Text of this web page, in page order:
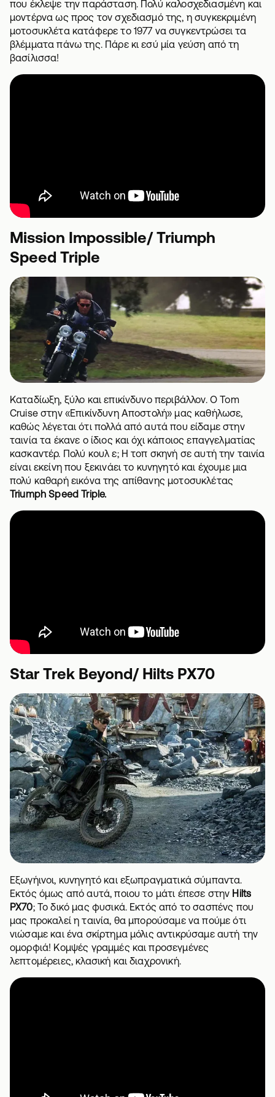
που έκλεψε την παράσταση. Πολύ καλοσχεδιασμένη και
μοντέρνα ως προς τον σχεδιασμό της, η συγκεκριμένη
μοτοσυκλέτα κατάφερε το 1977 να συγκεντρώσει τα
βλέμματα πάνω της. Πάρε κι εσύ μία γεύση από τη
βασίλισσα!
Mission Impossible/ Triumph
Speed Triple
Καταδίωξη, ξύλο και επικίνδυνο περιβάλλον. Ο Tom
Cruise στην «Επικίνδυνη Αποστολή» μας καθήλωσε,
καθώς λέγεται ότι πολλά από αυτά που είδαμε στην
ταινία τα έκανε ο ίδιος και όχι κάποιος επαγγελματίας
κασκαντέρ. Πολύ κουλ ε; Η τοπ σκηνή σε αυτή την ταινία
είναι εκείνη που ξεκινάει το κυνηγητό και έχουμε μια
πολύ καθαρή εικόνα της απίθανης μοτοσυκλέτας
Triumph Speed Triple.
Star Trek Beyond/ Hilts PX70
Εξωγήινοι, κυνηγητό και εξωπραγματικά σύμπαντα.
Εκτός όμως από αυτά, ποιου το μάτι έπεσε στην Hilts
PX70; Το δικό μας φυσικά. Εκτός από το σασπένς που
μας προκαλεί η ταινία, θα μπορούσαμε να πούμε ότι
νιώσαμε και ένα σκίρτημα μόλις αντικρύσαμε αυτή την
ομορφιά! Κομψές γραμμές και προσεγμένες
λεπτομέρειες, κλασική και διαχρονική.